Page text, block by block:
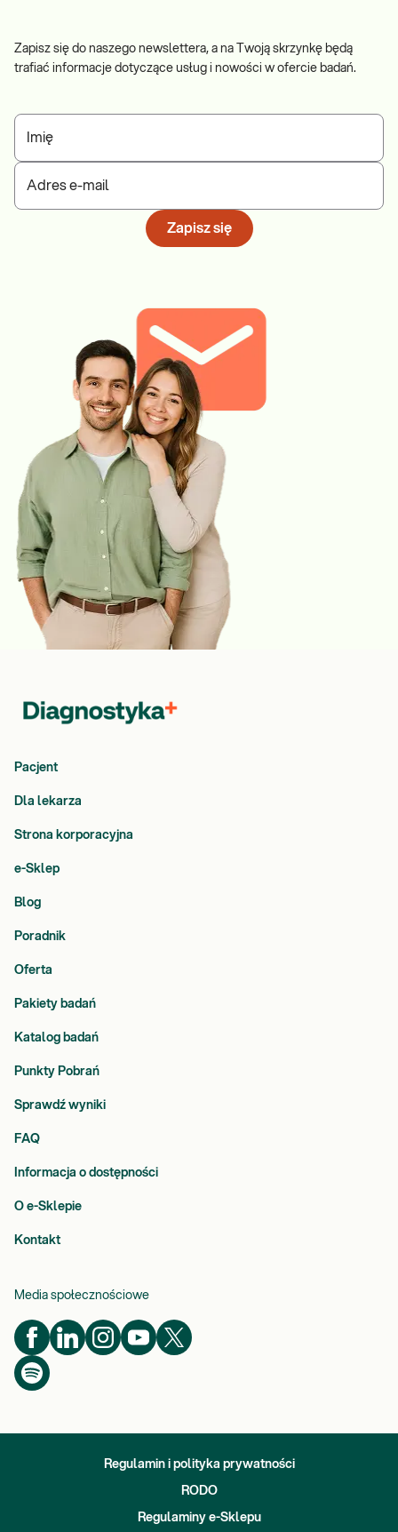
Zapisz się do naszego newslettera, a na Twoją skrzynkę będą
trafiać informacje dotyczące usług i nowości w ofercie badań.
Imię
Adres e-mail
Zapisz się
Pacjent
Dla lekarza
Strona korporacyjna
e-Sklep
Blog
Poradnik
Oferta
Pakiety badań
Katalog badań
Punkty Pobrań
Sprawdź wyniki
FAQ
Informacja o dostępności
O e-Sklepie
Kontakt
Media społecznościowe
Regulamin i polityka prywatności
RODO
Regulaminy e-Sklepu